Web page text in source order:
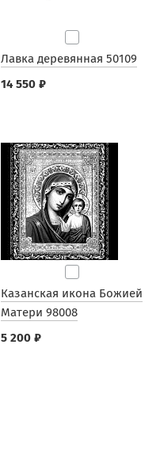
Лавка деревянная 50109
14 550 ₽
Казанская икона Божией
Матери 98008
5 200 ₽